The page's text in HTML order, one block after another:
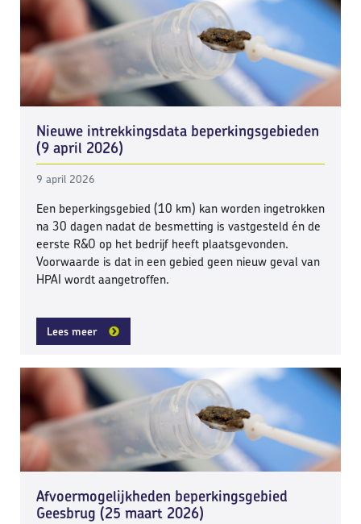
Nieuwe intrekkingsdata beperkingsgebieden
(9 april 2026)
9 april 2026
Een beperkingsgebied (10 km) kan worden ingetrokken
na 30 dagen nadat de besmetting is vastgesteld én de
eerste R&O op het bedrijf heeft plaatsgevonden.
Voorwaarde is dat in een gebied geen nieuw geval van
HPAI wordt aangetroffen.
Lees meer
Afvoermogelijkheden beperkingsgebied
Geesbrug (25 maart 2026)